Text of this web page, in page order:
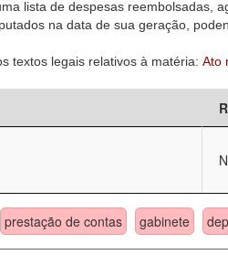
lista de despesas reembolsadas,
na data de sua geração,
textos legais relativos à matéria: Ato
prestação de contas gabinete